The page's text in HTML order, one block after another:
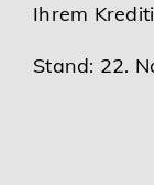
Ihrem
Stand: 22.